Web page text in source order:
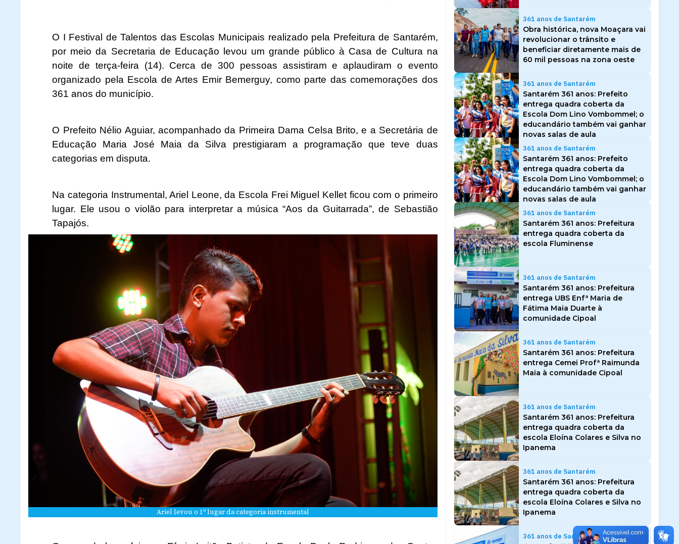
O I Festival de Talentos das Escolas Municipais realizado pela Prefeitura de Santarém,
por meio da Secretaria de Educação levou um grande público à Casa de Cultura na
noite de terça-feira (14). Cerca de 300 pessoas assistiram e aplaudiram o evento
organizado pela Escola de Artes Emir Bemerguy, como parte das comemorações dos
361 anos do município.
O Prefeito Nélio Aguiar, acompanhado da Primeira Dama Celsa Brito, e a Secretária de
Educação Maria José Maia da Silva prestigiaram a programação que teve duas
categorias em disputa.
Na categoria Instrumental, Ariel Leone, da Escola Frei Miguel Kellet ficou com o primeiro
lugar. Ele usou o violão para interpretar a música “Aos da Guitarrada”, de Sebastião
Tapajós.
Ariel levou o 1º lugar da categoria instrumental
361 anos de Santarém
Obra histórica, nova Moaçara vai
revolucionar o trânsito e
beneficiar diretamente mais de
60 mil pessoas na zona oeste
361 anos de Santarém
Santarém 361 anos: Prefeito
entrega quadra coberta da
Escola Dom Lino Vombommel; o
educandário também vai ganhar
novas salas de aula
361 anos de Santarém
Santarém 361 anos: Prefeito
entrega quadra coberta da
Escola Dom Lino Vombommel; o
educandário também vai ganhar
novas salas de aula
361 anos de Santarém
Santarém 361 anos: Prefeitura
entrega quadra coberta da
escola Fluminense
361 anos de Santarém
Santarém 361 anos: Prefeitura
entrega UBS Enfª Maria de
Fátima Maia Duarte à
comunidade Cipoal
361 anos de Santarém
Santarém 361 anos: Prefeitura
entrega Cemei Profª Raimunda
Maia à comunidade Cipoal
361 anos de Santarém
Santarém 361 anos: Prefeitura
entrega quadra coberta da
escola Eloína Colares e Silva no
Ipanema
361 anos de Santarém
Santarém 361 anos: Prefeitura
entrega quadra coberta da
escola Eloína Colares e Silva no
Ipanema
361 anos de Santarém